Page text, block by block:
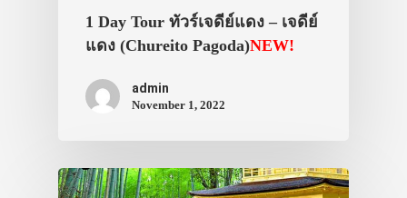
1 Day Tour ทัวร์เจดีย์แดง – เจดีย์
แดง (Chureito Pagoda)NEW!
admin
November 1, 2022